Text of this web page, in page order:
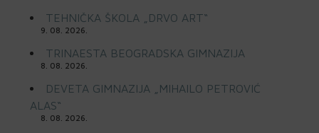
TEHNIČKA ŠKOLA „DRVO ART“
9. 08. 2026.
TRINAESTA BEOGRADSKA GIMNAZIJA
8. 08. 2026.
DEVETA GIMNAZIJA „MIHAILO PETROVIĆ
ALAS“
8. 08. 2026.